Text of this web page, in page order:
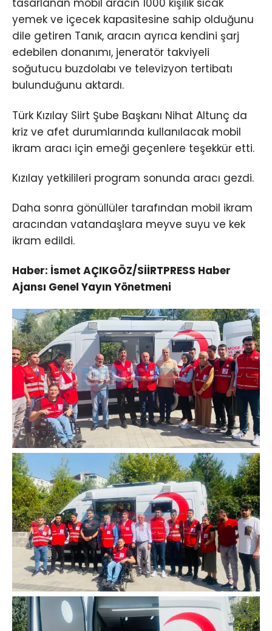
tasarlanan mobil aracın 1000 kişilik sıcak
yemek ve içecek kapasitesine sahip olduğunu
dile getiren Tanık, aracın ayrıca kendini şarj
edebilen donanımı, jeneratör takviyeli
soğutucu buzdolabı ve televizyon tertibatı
bulunduğunu aktardı.
Türk Kızılay Siirt Şube Başkanı Nihat Altunç da
kriz ve afet durumlarında kullanılacak mobil
ikram aracı için emeği geçenlere teşekkür etti.
Kızılay yetkilileri program sonunda aracı gezdi.
Daha sonra gönüllüler tarafından mobil ikram
aracından vatandaşlara meyve suyu ve kek
ikram edildi.
Haber: İsmet AÇIKGÖZ/SİİRTPRESS Haber
Ajansı Genel Yayın Yönetmeni